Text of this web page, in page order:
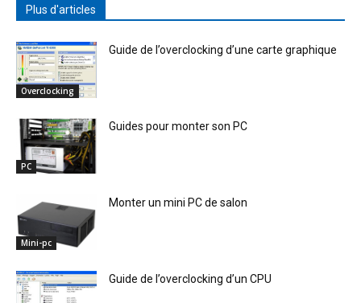
Plus d'articles
Overclocking
Guide de l’overclocking d’une carte graphique
PC
Guides pour monter son PC
Mini-pc
Monter un mini PC de salon
Guide de l’overclocking d’un CPU